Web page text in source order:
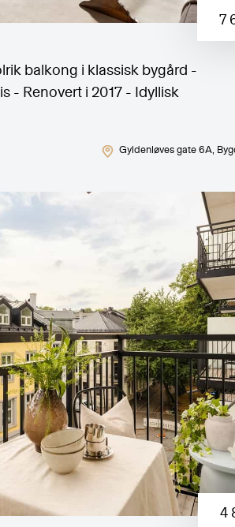
7
balkong i klassisk bygård -
- Renovert i 2017 - Idyllisk
Gyldenløves gate 6A,
4